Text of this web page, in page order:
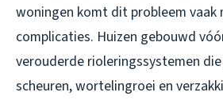
woningen komt dit probleem vaak
complicaties. Huizen gebouwd
verouderde rioleringssystemen
scheuren, wortelingroei en